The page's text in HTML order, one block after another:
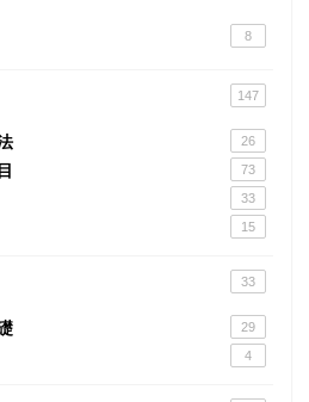
8
147
26
73
33
15
33
29
4